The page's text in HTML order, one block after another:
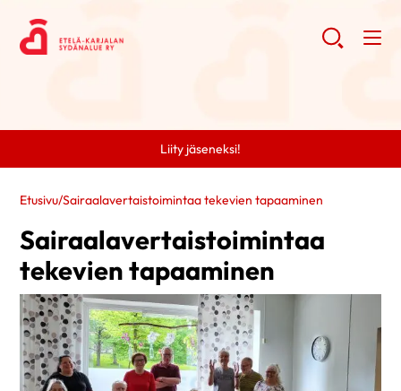
Liity jäseneksi!
Etusivu/Sairaalavertaistoimintaa tekevien tapaaminen
Sairaalavertaistoimintaa
tekevien tapaaminen